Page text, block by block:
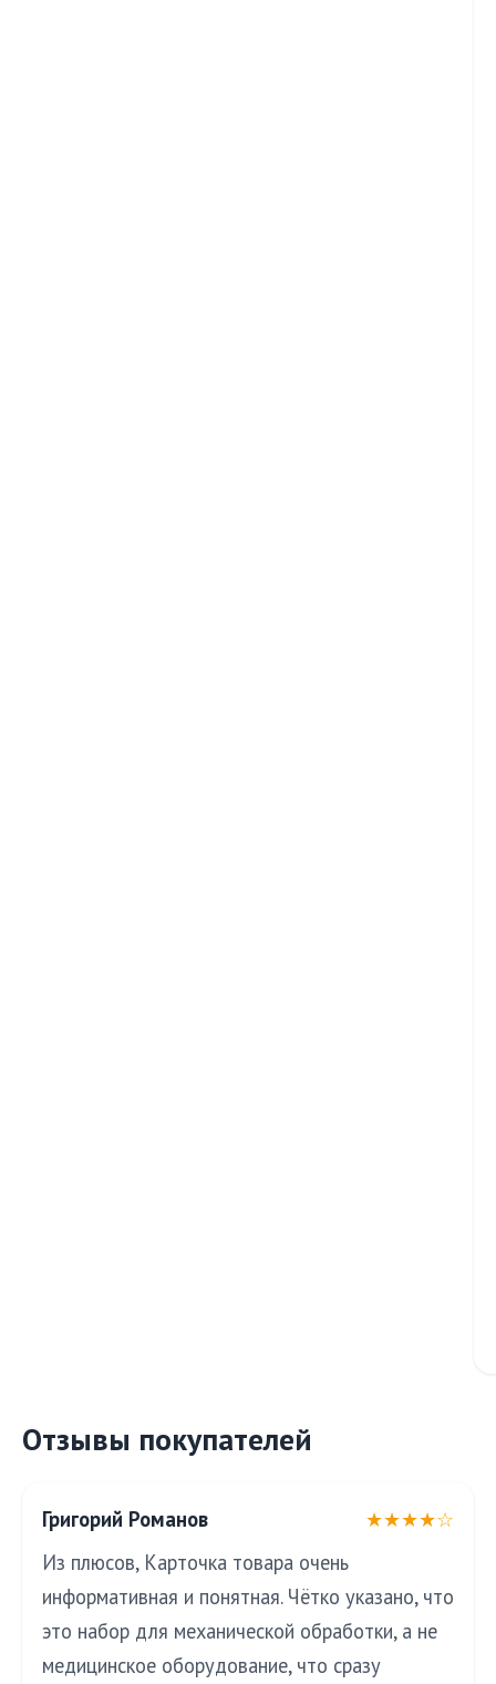
Отзывы покупателей
Григорий Романов
★★★★☆
Из плюсов, Карточка товара очень
информативная и понятная. Чётко указано, что
это набор для механической обработки, а не
медицинское оборудование, что сразу